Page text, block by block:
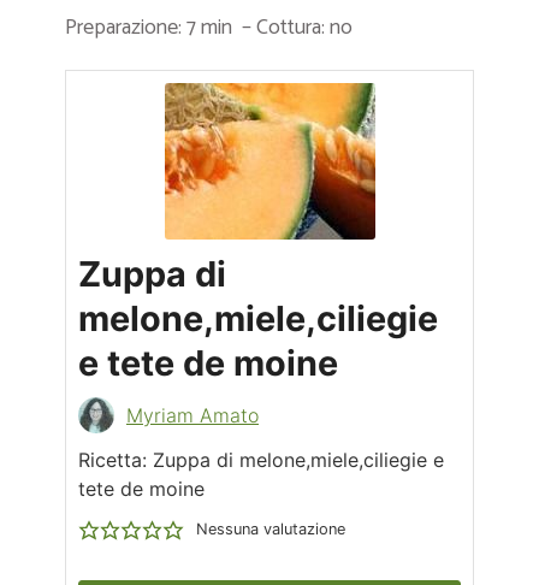
Preparazione: 7 min – Cottura: no
Zuppa di
melone,miele,ciliegie
e tete de moine
Myriam Amato
Ricetta: Zuppa di melone,miele,ciliegie e
tete de moine
Nessuna valutazione